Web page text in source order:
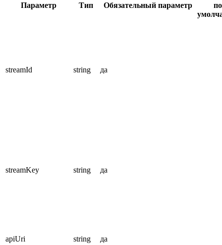
Параметр Тип Обязательный параметр
по
streamId string да
streamKey string да
apiUri string да